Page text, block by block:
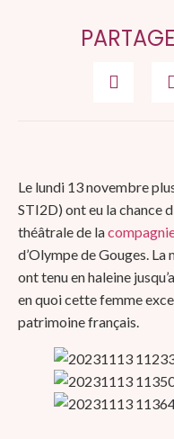
Le lundi 13 novembre
STI2D) ont eu la chance
théâtrale de la
d’Olympe de Gouges. La
ont tenu en haleine
en quoi cette femme
patrimoine français.